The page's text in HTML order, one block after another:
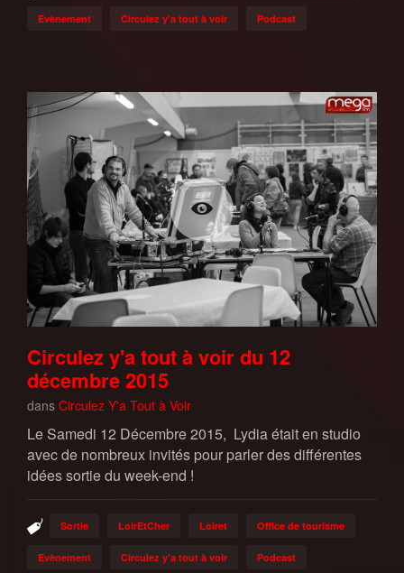
Evènement Circulez y'a tout à voir Podcast
Circulez y'a tout à voir du 12
décembre 2015
dans Circulez Y'a Tout à Voir
Le Samedi 12 Décembre 2015, Lydia était en studio
avec de nombreux invités pour parler des différentes
idées sortie du week-end !
Sortie LoirEtCher Loiret Office de tourisme
Evènement Circulez y'a tout à voir Podcast